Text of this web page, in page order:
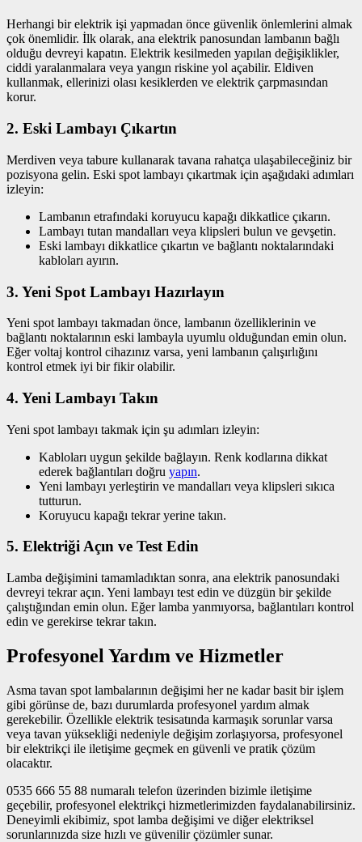
Herhangi bir elektrik işi yapmadan önce güvenlik önlemlerini almak
çok önemlidir. İlk olarak, ana elektrik panosundan lambanın bağlı
olduğu devreyi kapatın. Elektrik kesilmeden yapılan değişiklikler,
ciddi yaralanmalara veya yangın riskine yol açabilir. Eldiven
kullanmak, ellerinizi olası kesiklerden ve elektrik çarpmasından
korur.
2. Eski Lambayı Çıkartın
Merdiven veya tabure kullanarak tavana rahatça ulaşabileceğiniz bir
pozisyona gelin. Eski spot lambayı çıkartmak için aşağıdaki adımları
izleyin:
Lambanın etrafındaki koruyucu kapağı dikkatlice çıkarın.
Lambayı tutan mandalları veya klipsleri bulun ve gevşetin.
Eski lambayı dikkatlice çıkartın ve bağlantı noktalarındaki
kabloları ayırın.
3. Yeni Spot Lambayı Hazırlayın
Yeni spot lambayı takmadan önce, lambanın özelliklerinin ve
bağlantı noktalarının eski lambayla uyumlu olduğundan emin olun.
Eğer voltaj kontrol cihazınız varsa, yeni lambanın çalışırlığını
kontrol etmek iyi bir fikir olabilir.
4. Yeni Lambayı Takın
Yeni spot lambayı takmak için şu adımları izleyin:
Kabloları uygun şekilde bağlayın. Renk kodlarına dikkat
ederek bağlantıları doğru yapın.
Yeni lambayı yerleştirin ve mandalları veya klipsleri sıkıca
tutturun.
Koruyucu kapağı tekrar yerine takın.
5. Elektriği Açın ve Test Edin
Lamba değişimini tamamladıktan sonra, ana elektrik panosundaki
devreyi tekrar açın. Yeni lambayı test edin ve düzgün bir şekilde
çalıştığından emin olun. Eğer lamba yanmıyorsa, bağlantıları kontrol
edin ve gerekirse tekrar takın.
Profesyonel Yardım ve Hizmetler
Asma tavan spot lambalarının değişimi her ne kadar basit bir işlem
gibi görünse de, bazı durumlarda profesyonel yardım almak
gerekebilir. Özellikle elektrik tesisatında karmaşık sorunlar varsa
veya tavan yüksekliği nedeniyle değişim zorlaşıyorsa, profesyonel
bir elektrikçi ile iletişime geçmek en güvenli ve pratik çözüm
olacaktır.
0535 666 55 88 numaralı telefon üzerinden bizimle iletişime
geçebilir, profesyonel elektrikçi hizmetlerimizden faydalanabilirsiniz.
Deneyimli ekibimiz, spot lamba değişimi ve diğer elektriksel
sorunlarınızda size hızlı ve güvenilir çözümler sunar.